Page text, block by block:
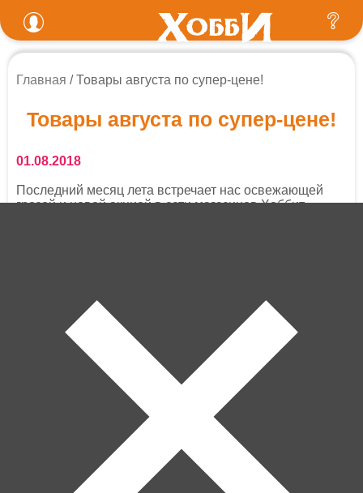
Главная Товары августа по супер-цене!
Товары августа по супер-цене!
01.08.2018
Последний месяц лета встречает нас освежающей
грозой и новой акцией в сети магазинов Хоббит
Доставка и оплата
Магазины
Возврат товара
Персональные данные
+7 (4012) 92 63 00
Пн.- Пт. с 10.00 до 18.00